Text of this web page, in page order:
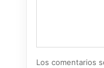
Los comentarios